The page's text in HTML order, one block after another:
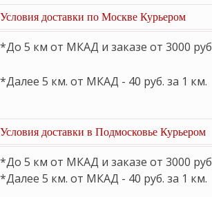
Условия доставки по Москве Курьером
*До 5 км от МКАД и заказе от 3000
*Далее 5 км. от МКАД - 40 руб. за 1 км.
Условия доставки в Подмосковье Курьером
*До 5 км от МКАД и заказе от 3000
*Далее 5 км. от МКАД - 40 руб. за 1 км.